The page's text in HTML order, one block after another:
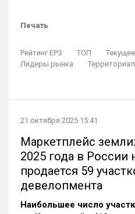
Печать
Рейтинг ЕРЗ ТОП
Лидеры рынка
21 октября 2025 15:41
Маркетплейс
2025 года в России
продается 59
девелопмента
Наибольшее число